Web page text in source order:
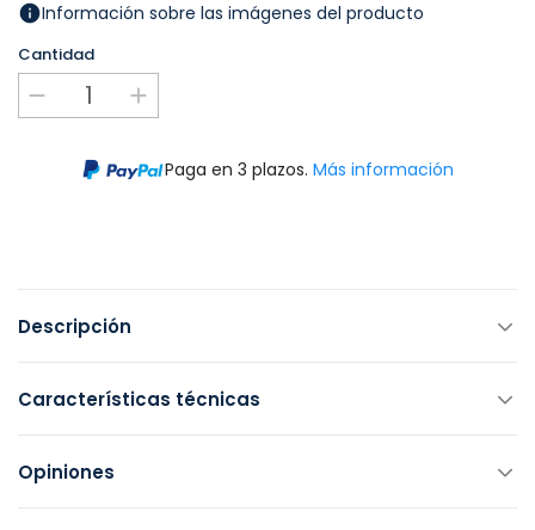
Información sobre las imágenes del producto
Cantidad
Paga en 3 plazos. Más información
Descripción
Características técnicas
Opiniones